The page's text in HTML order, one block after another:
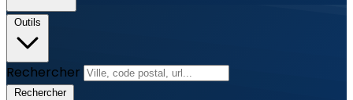
Outils
Rechercher
Rechercher